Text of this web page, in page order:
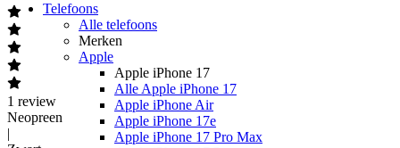
Telefoons
Alle telefoons
Merken
Apple
Apple iPhone 17
Alle Apple iPhone 17
Apple iPhone Air
Apple iPhone 17e
Apple iPhone 17 Pro Max
1 review
Neopreen
|